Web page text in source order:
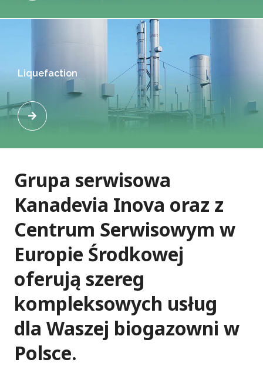
Liquefaction
Grupa serwisowa
Kanadevia Inova oraz z
Centrum Serwisowym w
Europie Środkowej
oferują szereg
kompleksowych usług
dla Waszej biogazowni w
Polsce.